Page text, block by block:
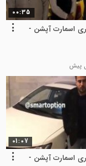
00:35
اسمارت آپشن -
01:07
اسمارت آپشن -